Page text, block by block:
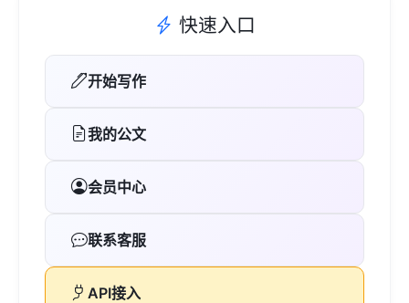
快速入口
开始写作
我的公文
会员中心
联系客服
API接入